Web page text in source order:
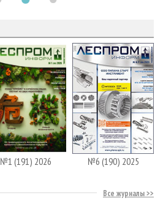
№1 (191) 2026 №6 (190) 2025
Все журналы